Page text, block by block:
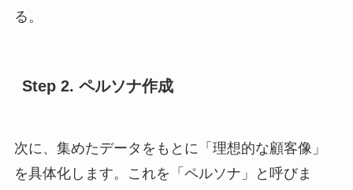
る。
Step 2. ペルソナ作成
次に、集めたデータをもとに「理想的な顧客像」
を具体化します。これを「ペルソナ」と呼びま